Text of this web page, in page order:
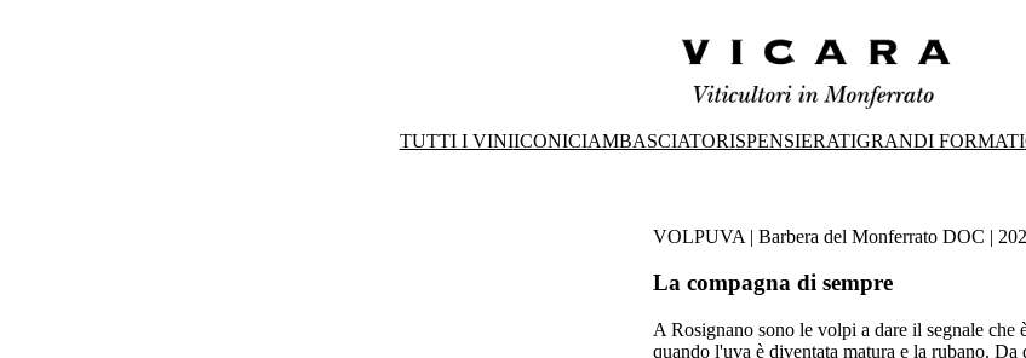
TUTTI I VINIICONICIAMBASCIATORISPENSIERATIGRANDI FORMATI
VOLPUVA | Barbera del Monferrato DOC |
La compagna di sempre
A Rosignano sono le volpi a dare il segnale che
quando l'uva è diventata matura e la rubano.